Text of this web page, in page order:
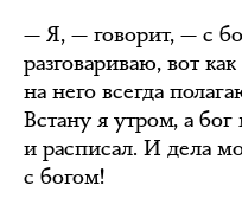
— Я, — говорит, — с
разговариваю, вот
на него всегда
Встану я утром, а
и расписал. И дела
с богом!